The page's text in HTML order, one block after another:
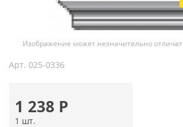
Изображение может незначительно
Арт. 025-0336
1 238 Р
1 шт.